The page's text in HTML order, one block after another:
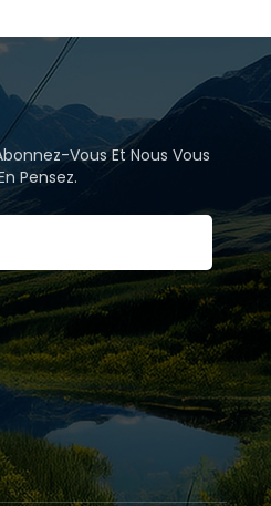
Vous Et Nous Vous
Pensez.